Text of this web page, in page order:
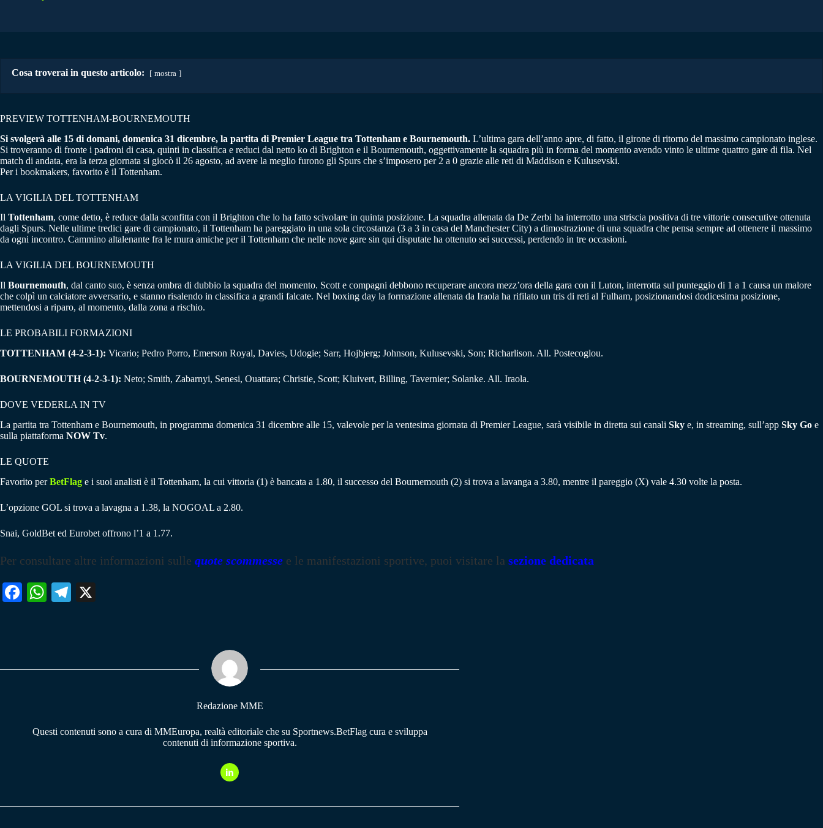
Cosa troverai in questo articolo: mostra
PREVIEW TOTTENHAM-BOURNEMOUTH
Si svolgerà alle 15 di domani, domenica 31 dicembre, la partita di Premier League tra Tottenham e Bournemouth. L’ultima gara dell’anno apre, di fatto, il girone di ritorno del massimo campionato inglese.
Si troveranno di fronte i padroni di casa, quinti in classifica e reduci dal netto ko di Brighton e il Bournemouth, oggettivamente la squadra più in forma del momento avendo vinto le ultime quattro gare di fila. Nel
match di andata, era la terza giornata si giocò il 26 agosto, ad avere la meglio furono gli Spurs che s’imposero per 2 a 0 grazie alle reti di Maddison e Kulusevski.
Per i bookmakers, favorito è il Tottenham.
LA VIGILIA DEL TOTTENHAM
Il Tottenham, come detto, è reduce dalla sconfitta con il Brighton che lo ha fatto scivolare in quinta posizione. La squadra allenata da De Zerbi ha interrotto una striscia positiva di tre vittorie consecutive ottenuta
dagli Spurs. Nelle ultime tredici gare di campionato, il Tottenham ha pareggiato in una sola circostanza (3 a 3 in casa del Manchester City) a dimostrazione di una squadra che pensa sempre ad ottenere il massimo
da ogni incontro. Cammino altalenante fra le mura amiche per il Tottenham che nelle nove gare sin qui disputate ha ottenuto sei successi, perdendo in tre occasioni.
LA VIGILIA DEL BOURNEMOUTH
Il Bournemouth, dal canto suo, è senza ombra di dubbio la squadra del momento. Scott e compagni debbono recuperare ancora mezz’ora della gara con il Luton, interrotta sul punteggio di 1 a 1 causa un malore
che colpì un calciatore avversario, e stanno risalendo in classifica a grandi falcate. Nel boxing day la formazione allenata da Iraola ha rifilato un tris di reti al Fulham, posizionandosi dodicesima posizione,
mettendosi a riparo, al momento, dalla zona a rischio.
LE PROBABILI FORMAZIONI
TOTTENHAM (4-2-3-1): Vicario; Pedro Porro, Emerson Royal, Davies, Udogie; Sarr, Hojbjerg; Johnson, Kulusevski, Son; Richarlison. All. Postecoglou.
BOURNEMOUTH (4-2-3-1): Neto; Smith, Zabarnyi, Senesi, Ouattara; Christie, Scott; Kluivert, Billing, Tavernier; Solanke. All. Iraola.
DOVE VEDERLA IN TV
La partita tra Tottenham e Bournemouth, in programma domenica 31 dicembre alle 15, valevole per la ventesima giornata di Premier League, sarà visibile in diretta sui canali Sky e, in streaming, sull’app Sky Go e
sulla piattaforma NOW Tv.
LE QUOTE
Favorito perBetFlag e i suoi analisti è il Tottenham, la cui vittoria (1) è bancata a 1.80, il successo del Bournemouth (2) si trova a lavanga a 3.80, mentre il pareggio (X) vale 4.30 volte la posta.
L’opzione GOL si trova a lavagna a 1.38, la NOGOAL a 2.80.
Snai, GoldBet ed Eurobet offrono l’1 a 1.77.
Per consultare altre informazioni sulle quote scommesse e le manifestazioni sportive, puoi visitare la sezione dedicata
Fa W
pp
Te
m
Redazione MME
Questi contenuti sono a cura di MMEuropa, realtà editoriale che su Sportnews.BetFlag cura e sviluppa
contenuti di informazione sportiva.